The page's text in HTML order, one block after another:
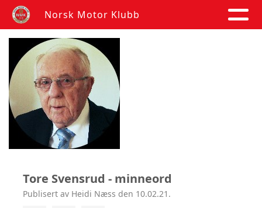
Norsk Motor Klubb
Tore Svensrud - minneord
Publisert av Heidi Næss den 10.02.21.